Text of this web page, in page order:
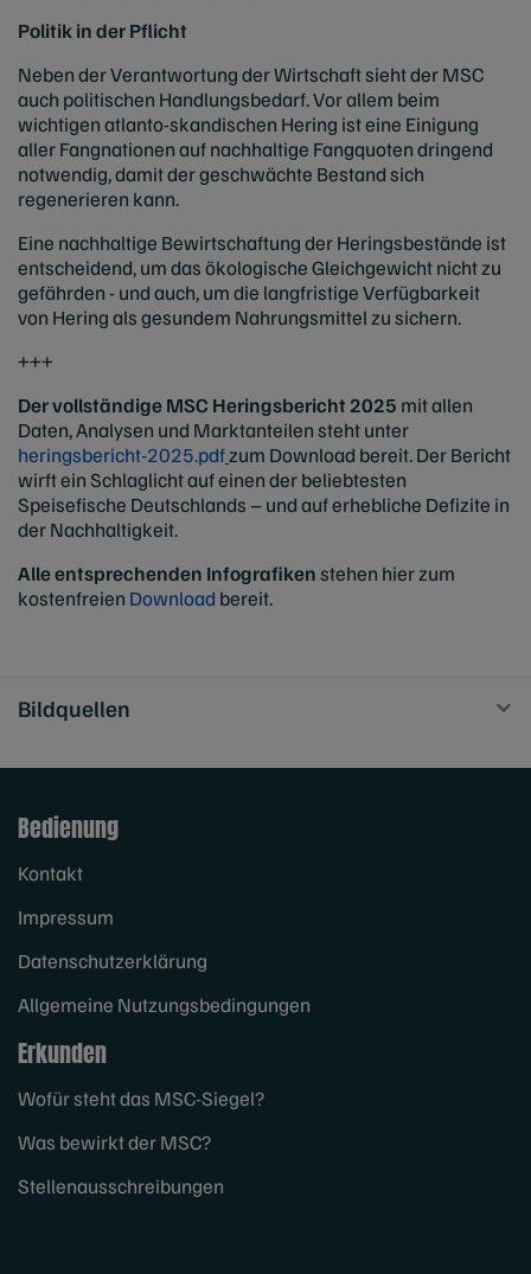
Politik in der Pflicht
Neben der Verantwortung der Wirtschaft sieht der MSC
auch politischen Handlungsbedarf. Vor allem beim
wichtigen atlanto-skandischen Hering ist eine Einigung
aller Fangnationen auf nachhaltige Fangquoten dringend
notwendig, damit der geschwächte Bestand sich
regenerieren kann.
Eine nachhaltige Bewirtschaftung der Heringsbestände ist
entscheidend, um das ökologische Gleichgewicht nicht zu
gefährden - und auch, um die langfristige Verfügbarkeit
von Hering als gesundem Nahrungsmittel zu sichern.
+++
Der vollständige MSC Heringsbericht 2025 mit allen
Daten, Analysen und Marktanteilen steht unter
heringsbericht-2025.pdfzum Download bereit. Der Bericht
wirft ein Schlaglicht auf einen der beliebtesten
Speisefische Deutschlands – und auf erhebliche Defizite in
der Nachhaltigkeit.
Alle entsprechenden Infografikenstehen hier zum
kostenfreien Download bereit.
Bildquellen
Bedienung
Kontakt
Impressum
Datenschutzerklärung
Allgemeine Nutzungsbedingungen
Erkunden
Wofür steht das MSC-Siegel?
Was bewirkt der MSC?
Stellenausschreibungen